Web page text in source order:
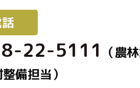
22-5111 （農
備担当）